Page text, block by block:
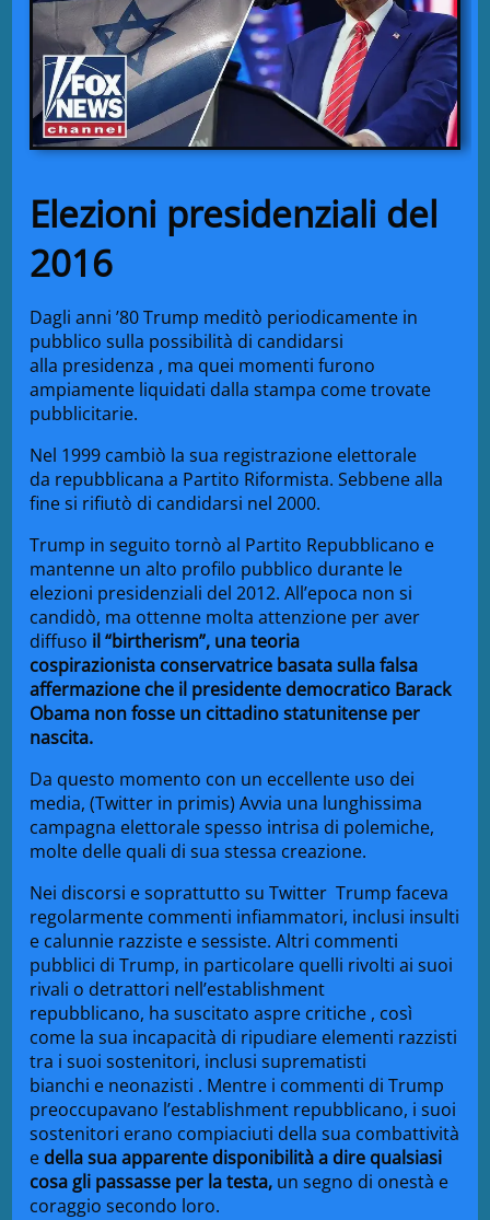
Elezioni presidenziali del
2016
Dagli anni ’80 Trump meditò periodicamente in
pubblico sulla possibilità di candidarsi
alla presidenza , ma quei momenti furono
ampiamente liquidati dalla stampa come trovate
pubblicitarie.
Nel 1999 cambiò la sua registrazione elettorale
da repubblicana a Partito Riformista. Sebbene alla
fine si rifiutò di candidarsi nel 2000.
Trump in seguito tornò al Partito Repubblicano e
mantenne un alto profilo pubblico durante le
elezioni presidenziali del 2012. All’epoca non si
candidò, ma ottenne molta attenzione per aver
diffuso il “birtherism”, unateoria
cospirazionista conservatrice basata sulla falsa
affermazione che il presidente democratico Barack
Obama non fosse un cittadino statunitense per
nascita.
Da questo momento con un eccellente uso dei
media, (Twitter in primis) Avvia una lunghissima
campagna elettoralespesso intrisa di polemiche,
molte delle quali di sua stessa creazione.
Nei discorsi e soprattutto su Twitter Trump faceva
regolarmente commenti infiammatori, inclusi insulti
e calunnie razziste e sessiste. Altri commenti
pubblici di Trump, in particolare quelli rivolti ai suoi
rivali o detrattori nell’establishment
repubblicano, ha suscitato aspre critiche , così
come la sua incapacità di ripudiare elementi razzisti
tra i suoi sostenitori, inclusisuprematisti
bianchi e neonazisti . Mentre i commenti di Trump
preoccupavano l’establishment repubblicano, i suoi
sostenitori erano compiaciuti della sua combattività
e della sua apparente disponibilità a dire qualsiasi
cosa gli passasse per la testa, un segno di onestà e
coraggio secondo loro.